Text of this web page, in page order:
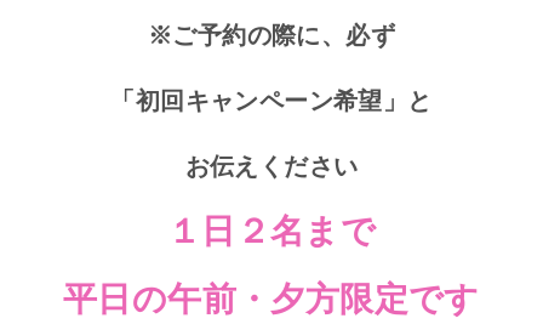
※ご予約の際に、必ず
「初回キャンペーン希望」と
お伝えください
１日２名まで
平日の午前・夕方限定です